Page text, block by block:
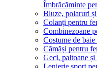
Îmbrăcăminte
Bluze, polaruri
Colanți pentru
Combinezoane
Costume de baie
Cămăși pentru
Geci, paltoane
Lenjerie sport